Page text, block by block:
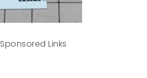
Sponsored Links